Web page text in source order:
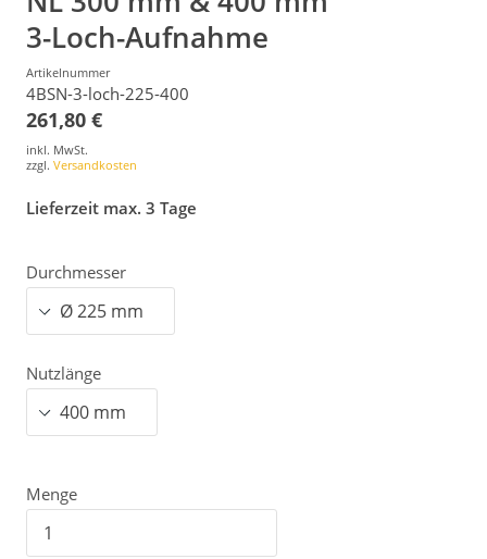
3-Loch-Aufnahme
Artikelnummer
4BSN-3-loch-225-400
261,80 €
inkl. MwSt.
zzgl. Versandkosten
Lieferzeit max. 3 Tage
Durchmesser
Nutzlänge
Menge